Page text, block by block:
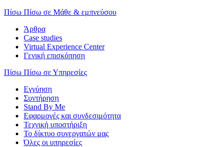
Πίσω Πίσω σε Μάθε & εμπνεύσου
Άρθρα
Case studies
Virtual Experience Center
Γενική επισκόπηση
Πίσω Πίσω σε Υπηρεσίες
Εγγύηση
Συντήρηση
Stand By Me
Εφαρμογές και συνδεσιμότητα
Τεχνική υποστήριξη
Το δίκτυο συνεργατών μας
Όλες οι υπηρεσίες